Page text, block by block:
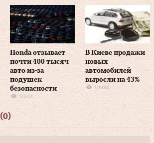
Honda отзывает
почти 400 тысяч
авто из-за
подушек
безопасности
10311
В Киеве продажи
новых
автомобилей
выросли на 43%
10934
(0)